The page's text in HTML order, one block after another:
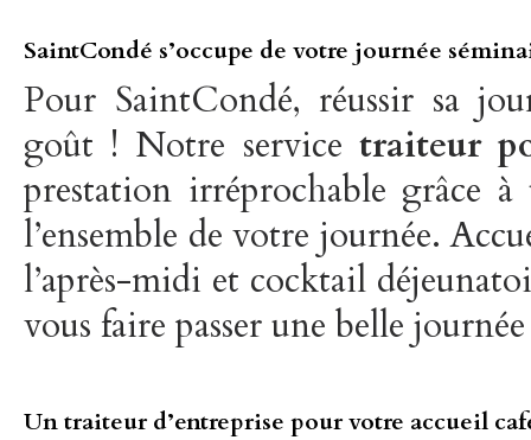
SaintCondé s’occupe de votre journée
Pour SaintCondé, réussir sa
goût ! Notre service traiteur
prestation irréprochable grâce
l’ensemble de votre journée.
l’après-midi et cocktail
vous faire passer une belle
Un traiteur d’entreprise pour votre accueil